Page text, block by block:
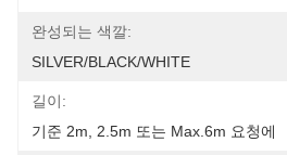
완성되는 색깔:
SILVER/BLACK/WHITE
길이:
기준 2m, 2.5m 또는 Max.6m 요청에